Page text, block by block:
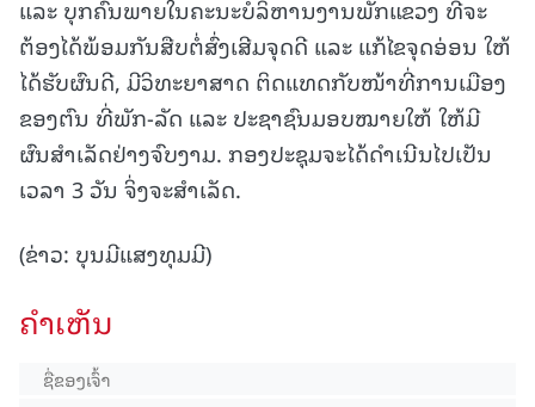
ແລະ ບຸກຄົນພາຍໃນຄະນະບໍລິຫານງານພັກແຂວງ ທີ່ຈະ
ຕ້ອງໄດ້ພ້ອມກັນສືບຕໍ່ສົ່ງເສີມຈຸດດີ ແລະ ແກ້ໄຂຈຸດອ່ອນ ໃຫ້
ໄດ້ຮັບຜົນດີ, ມີວິທະຍາສາດ ຕິດແທດກັບໜ້າທີ່ການເມືອງ
ຂອງຕົນ ທີ່ພັກ-ລັດ ແລະ ປະຊາຊົນມອບໝາຍໃຫ້ ໃຫ້ມີ
ຜົນສຳເລັດຢ່າງຈົບງາມ. ກອງປະຊຸມຈະໄດ້ດຳເນີນໄປເປັນ
ເວລາ 3 ວັນ ຈິ່ງຈະສຳເລັດ.
(ຂ່າວ: ບຸນມີແສງທຸມມີ)
ຄໍາເຫັນ